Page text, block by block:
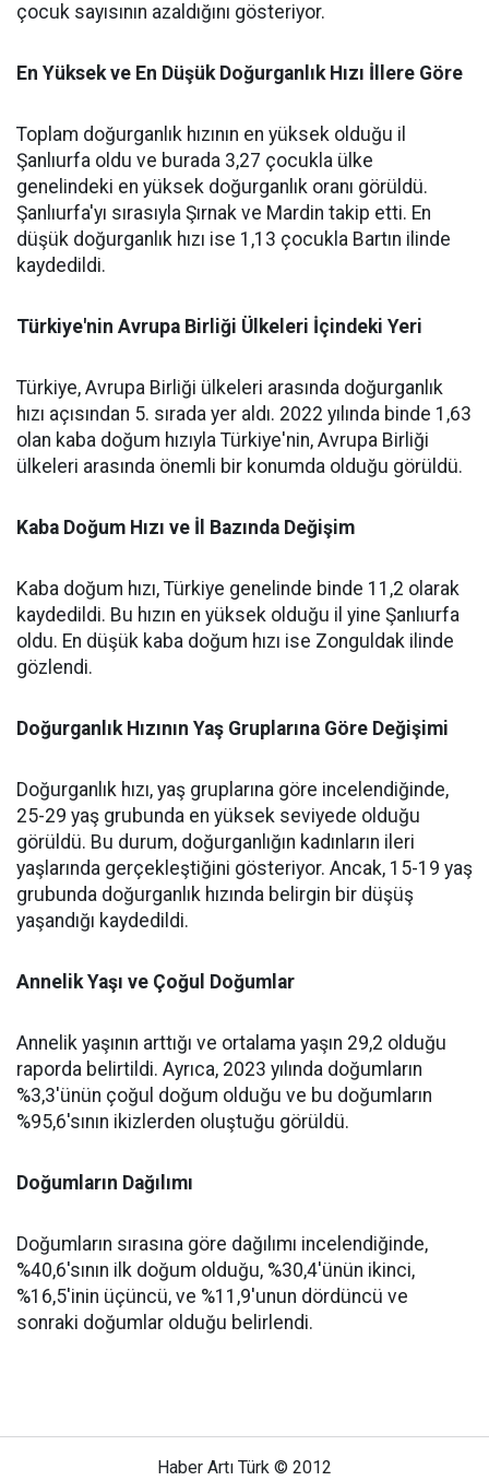
çocuk sayısının azaldığını gösteriyor.
En Yüksek ve En Düşük Doğurganlık Hızı İllere Göre
Toplam doğurganlık hızının en yüksek olduğu il
Şanlıurfa oldu ve burada 3,27 çocukla ülke
genelindeki en yüksek doğurganlık oranı görüldü.
Şanlıurfa'yı sırasıyla Şırnak ve Mardin takip etti. En
düşük doğurganlık hızı ise 1,13 çocukla Bartın ilinde
kaydedildi.
Türkiye'nin Avrupa Birliği Ülkeleri İçindeki Yeri
Türkiye, Avrupa Birliği ülkeleri arasında doğurganlık
hızı açısından 5. sırada yer aldı. 2022 yılında binde 1,63
olan kaba doğum hızıyla Türkiye'nin, Avrupa Birliği
ülkeleri arasında önemli bir konumda olduğu görüldü.
Kaba Doğum Hızı ve İl Bazında Değişim
Kaba doğum hızı, Türkiye genelinde binde 11,2 olarak
kaydedildi. Bu hızın en yüksek olduğu il yine Şanlıurfa
oldu. En düşük kaba doğum hızı ise Zonguldak ilinde
gözlendi.
Doğurganlık Hızının Yaş Gruplarına Göre Değişimi
Doğurganlık hızı, yaş gruplarına göre incelendiğinde,
25-29 yaş grubunda en yüksek seviyede olduğu
görüldü. Bu durum, doğurganlığın kadınların ileri
yaşlarında gerçekleştiğini gösteriyor. Ancak, 15-19 yaş
grubunda doğurganlık hızında belirgin bir düşüş
yaşandığı kaydedildi.
Annelik Yaşı ve Çoğul Doğumlar
Annelik yaşının arttığı ve ortalama yaşın 29,2 olduğu
raporda belirtildi. Ayrıca, 2023 yılında doğumların
%3,3'ünün çoğul doğum olduğu ve bu doğumların
%95,6'sının ikizlerden oluştuğu görüldü.
Doğumların Dağılımı
Doğumların sırasına göre dağılımı incelendiğinde,
%40,6'sının ilk doğum olduğu, %30,4'ünün ikinci,
%16,5'inin üçüncü, ve %11,9'unun dördüncü ve
sonraki doğumlar olduğu belirlendi.
Haber Artı Türk © 2012